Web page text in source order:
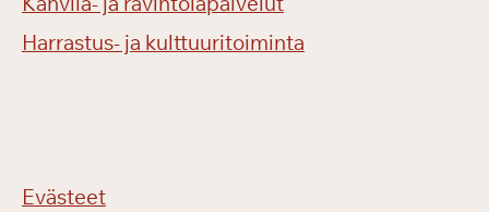
Harrastus- ja kulttuuritoiminta
Evästeet